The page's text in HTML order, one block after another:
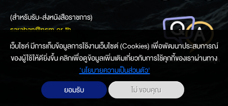
(สำหรับรับ-ส่งหนังสือราชการ)
saraban@nsm.or.th
ช่องทางการสอบถามข้อมูล
เว็บไซค์ มีการเก็บข้อมูลการใช้งานเว็บไซต์ (Cookies) เพื่อพัฒนาประสบการณ์
ของผู้ใช้ให้ดียิ่งขึ้น คลิกเพื่อดูข้อมูลเพิ่มเติมเกี่ยวกับการใช้คุกกี้ของเราผ่านทาง
‘นโยบายความเป็นส่วนตัว'
ยอมรับ
ไม่ ขอบคุณ